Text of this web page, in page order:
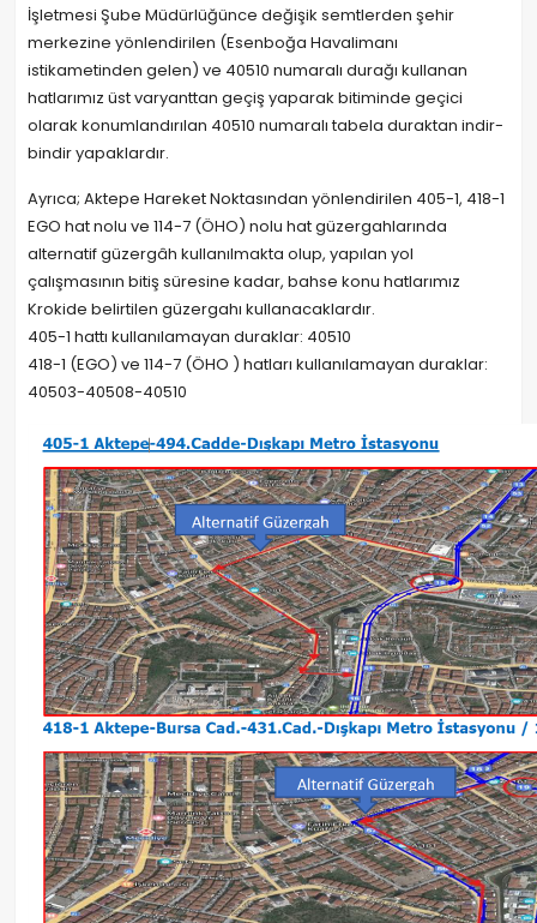
İşletmesi Şube Müdürlüğünce değişik semtlerden şehir
merkezine yönlendirilen (Esenboğa Havalimanı
istikametinden gelen) ve 40510 numaralı durağı kullanan
hatlarımız üst varyanttan geçiş yaparak bitiminde geçici
olarak konumlandırılan 40510 numaralı tabela duraktan indir-
bindir yapaklardır.
Ayrıca; Aktepe Hareket Noktasından yönlendirilen 405-1, 418-1
EGO hat nolu ve 114-7 (ÖHO) nolu hat güzergahlarında
alternatif güzergâh kullanılmakta olup, yapılan yol
çalışmasının bitiş süresine kadar, bahse konu hatlarımız
Krokide belirtilen güzergahı kullanacaklardır.
405-1 hattı kullanılamayan duraklar: 40510
418-1 (EGO) ve 114-7 (ÖHO ) hatları kullanılamayan duraklar:
40503-40508-40510